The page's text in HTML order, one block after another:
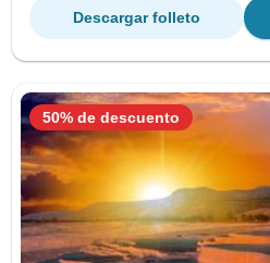
Descargar folleto
50% de descuento